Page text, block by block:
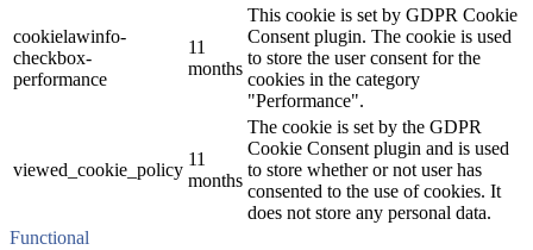
cookielawinfo-
checkbox-
performance
11
months
This cookie is set by GDPR Cookie
Consent plugin. The cookie is used
to store the user consent for the
cookies in the category
"Performance".
viewed_cookie_policy
11
months
The cookie is set by the GDPR
Cookie Consent plugin and is used
to store whether or not user has
consented to the use of cookies. It
does not store any personal data.
Functional